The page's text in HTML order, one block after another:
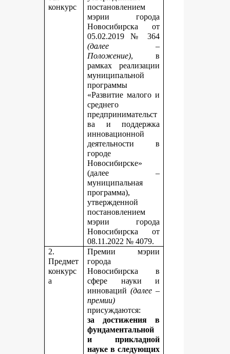
конкурс
постановлением
мэрии города
Новосибирска от
05.02.2019 № 364
(далее –
Положение), в
рамках реализации
муниципальной
программы
«Развитие малого и
среднего
предпринимательст
ва и поддержка
инновационной
деятельности в
городе
Новосибирске»
(далее –
муниципальная
программа),
утвержденной
постановлением
мэрии города
Новосибирска от
08.11.2022 № 4079.
2.
Предмет
конкурс
а
Премии мэрии
города
Новосибирска в
сфере науки и
инноваций(далее –
премии)
присуждаются:
за достижения в
фундаментальной
и прикладной
наукев следующих